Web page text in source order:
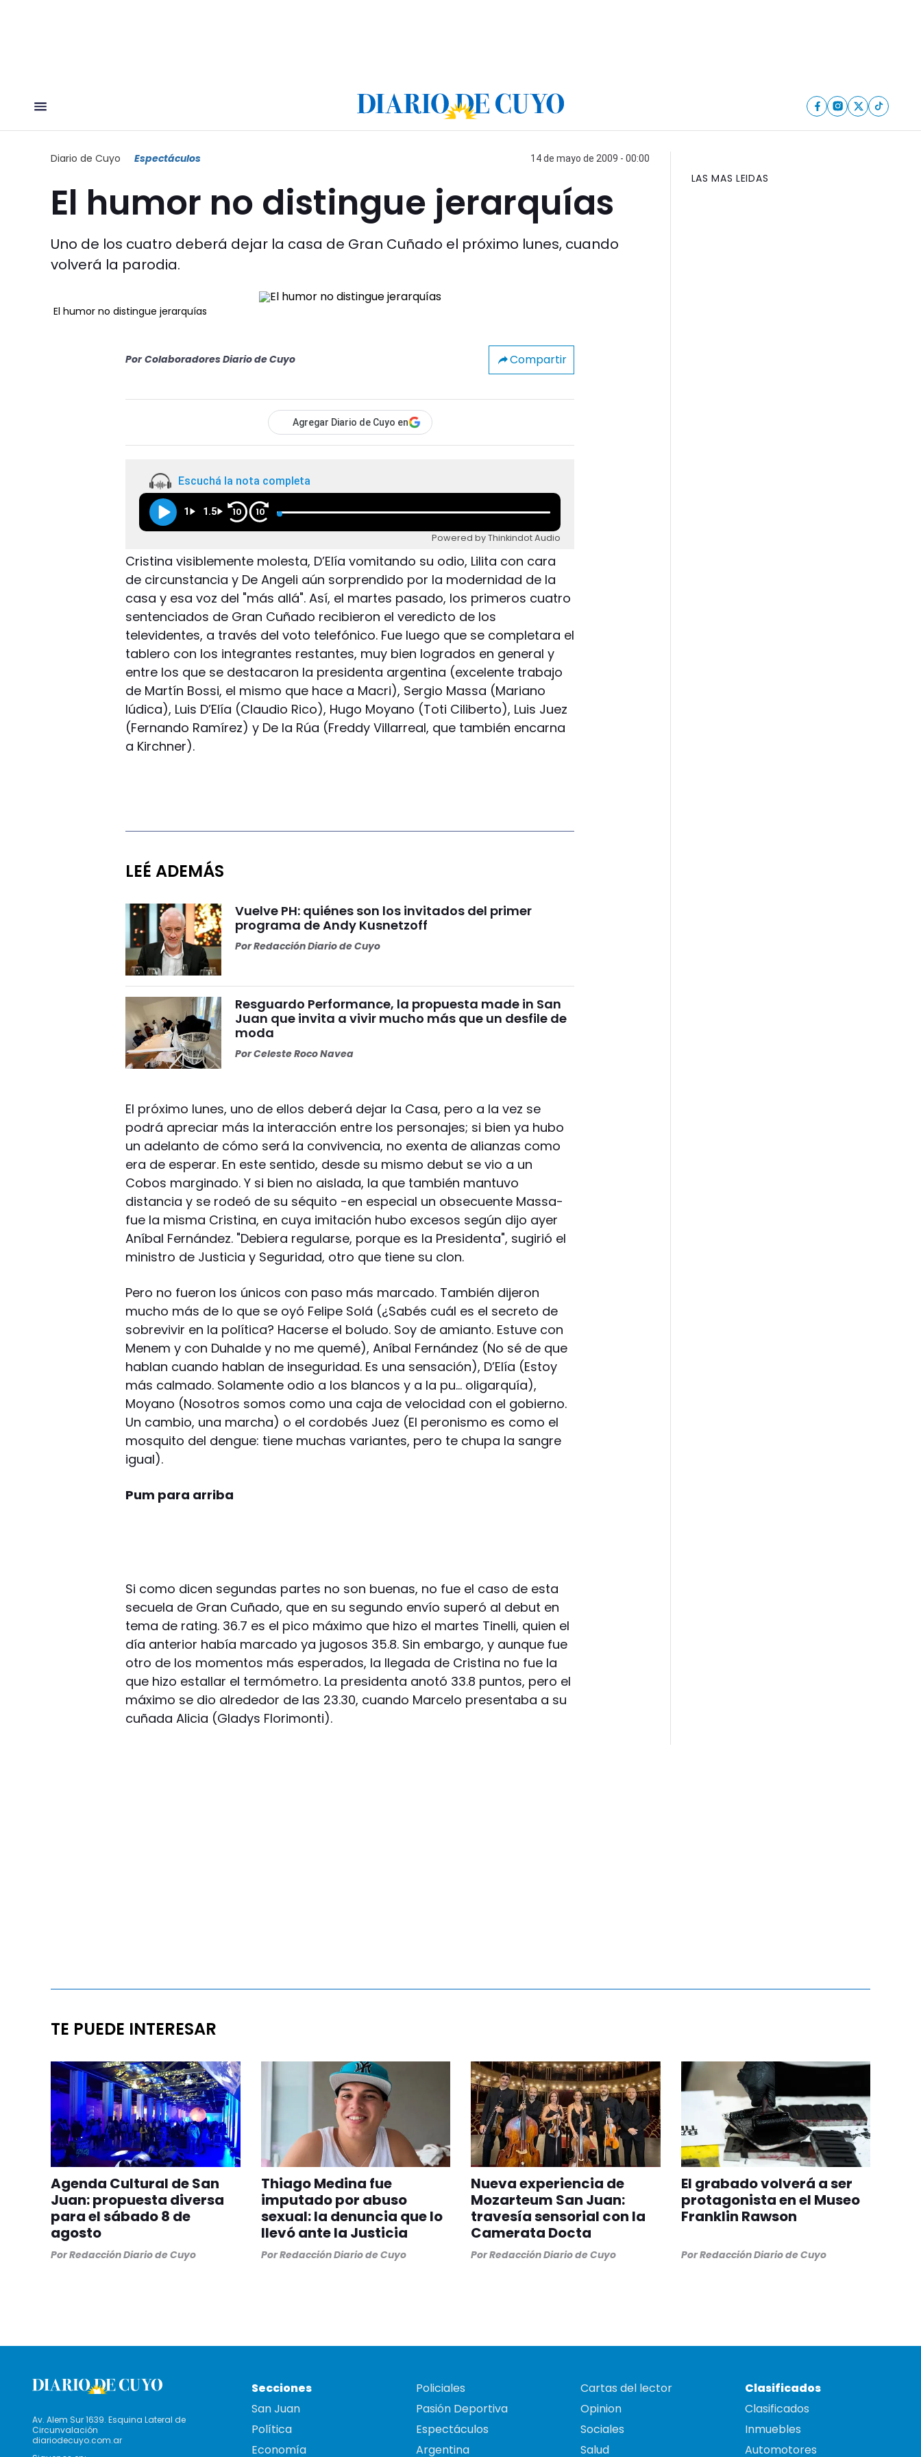
Diario de Cuyo Espectáculos 14 de mayo de 2009 - 00:00
El humor no distingue jerarquías
Uno de los cuatro deberá dejar la casa de Gran Cuñado el próximo lunes, cuando
volverá la parodia.
El humor no distingue jerarquías
Por Colaboradores Diario de Cuyo Compartir
Agregar Diario de Cuyo en
Escuchá la nota completa
1 1.5 10 10
Powered by Thinkindot Audio
Cristina visiblemente molesta, D’Elía vomitando su odio, Lilita con cara
de circunstancia y De Angeli aún sorprendido por la modernidad de la
casa y esa voz del "más allá". Así, el martes pasado, los primeros cuatro
sentenciados de Gran Cuñado recibieron el veredicto de los
televidentes, a través del voto telefónico. Fue luego que se completara el
tablero con los integrantes restantes, muy bien logrados en general y
entre los que se destacaron la presidenta argentina (excelente trabajo
de Martín Bossi, el mismo que hace a Macri), Sergio Massa (Mariano
Iúdica), Luis D’Elía (Claudio Rico), Hugo Moyano (Toti Ciliberto), Luis Juez
(Fernando Ramírez) y De la Rúa (Freddy Villarreal, que también encarna
a Kirchner).
LEÉ ADEMÁS
Vuelve PH: quiénes son los invitados del primer
programa de Andy Kusnetzoff
PorRedacción Diario de Cuyo
Resguardo Performance, la propuesta made in San
Juan que invita a vivir mucho más que un desfile de
moda
PorCeleste Roco Navea
El próximo lunes, uno de ellos deberá dejar la Casa, pero a la vez se
podrá apreciar más la interacción entre los personajes; si bien ya hubo
un adelanto de cómo será la convivencia, no exenta de alianzas como
era de esperar. En este sentido, desde su mismo debut se vio a un
Cobos marginado. Y si bien no aislada, la que también mantuvo
distancia y se rodeó de su séquito -en especial un obsecuente Massa-
fue la misma Cristina, en cuya imitación hubo excesos según dijo ayer
Aníbal Fernández. "Debiera regularse, porque es la Presidenta", sugirió el
ministro de Justicia y Seguridad, otro que tiene su clon.
Pero no fueron los únicos con paso más marcado. También dijeron
mucho más de lo que se oyó Felipe Solá (¿Sabés cuál es el secreto de
sobrevivir en la política? Hacerse el boludo. Soy de amianto. Estuve con
Menem y con Duhalde y no me quemé), Aníbal Fernández (No sé de que
hablan cuando hablan de inseguridad. Es una sensación), D’Elía (Estoy
más calmado. Solamente odio a los blancos y a la pu… oligarquía),
Moyano (Nosotros somos como una caja de velocidad con el gobierno.
Un cambio, una marcha) o el cordobés Juez (El peronismo es como el
mosquito del dengue: tiene muchas variantes, pero te chupa la sangre
igual).
Pum para arriba
Si como dicen segundas partes no son buenas, no fue el caso de esta
secuela de Gran Cuñado, que en su segundo envío superó al debut en
tema de rating. 36.7 es el pico máximo que hizo el martes Tinelli, quien el
día anterior había marcado ya jugosos 35.8. Sin embargo, y aunque fue
otro de los momentos más esperados, la llegada de Cristina no fue la
que hizo estallar el termómetro. La presidenta anotó 33.8 puntos, pero el
máximo se dio alrededor de las 23.30, cuando Marcelo presentaba a su
cuñada Alicia (Gladys Florimonti).
LAS MAS LEIDAS
TE PUEDE INTERESAR
Agenda Cultural de San
Juan: propuesta diversa
para el sábado 8 de
agosto
PorRedacción Diario de Cuyo
Thiago Medina fue
imputado por abuso
sexual: la denuncia que lo
llevó ante la Justicia
PorRedacción Diario de Cuyo
Nueva experiencia de
Mozarteum San Juan:
travesía sensorial con la
Camerata Docta
PorRedacción Diario de Cuyo
El grabado volverá a ser
protagonista en el Museo
Franklin Rawson
PorRedacción Diario de Cuyo
Av. Alem Sur 1639. Esquina Lateral de
Circunvalación
diariodecuyo.com.ar
Secciones
San Juan
Política
Economía
Policiales
Pasión Deportiva
Espectáculos
Argentina
Cartas del lector
Opinion
Sociales
Salud
Clasificados
Clasificados
Inmuebles
Automotores